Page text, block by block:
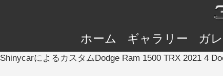
ホーム ギャラリー ガ
ShinycarによるカスタムDodge Ram 1500 TRX 2021 4